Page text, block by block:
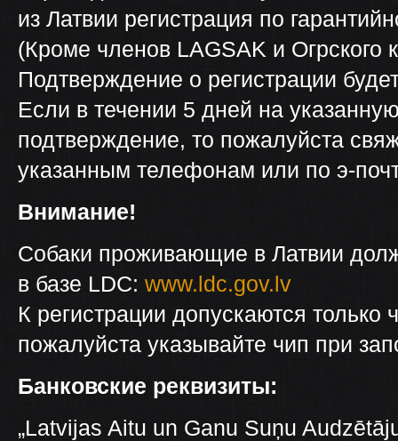
из Латвии регистрация по
(Кроме членов LAGSAK и Огрского
Подтверждение о регистрации
Если в течении 5 дней на
подтверждение, то пожалуйста
указанным телефонам или по э-
Внимание!
Собаки проживающие в Латвии
в базе LDC: www.ldc.gov.lv
К регистрации допускаются только
пожалуйста указывайте чип при
Банковские реквизиты:
„Latvijas Aitu un Ganu Suņu